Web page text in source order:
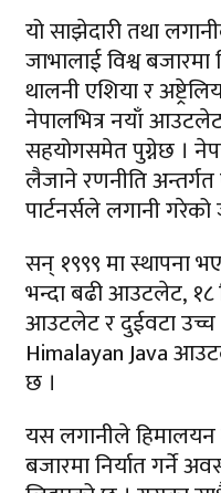
यो साझेदारी तथा
जाभालाई विश्व
थालनी एशिया र
नेपालभित्र नयाँ
सहयोगसमेत पुग्नेछ ।
लैजाने रणनीति
पार्टनर्सले लगानी
सन् १९९९ मा स्थापना
भन्दा बढी आउटलेट, १८
आउटलेट र दुईवटा उच्च
Himalayan Java
छ ।
यस लगानीले हिमालयन
बजारमा निर्यात गर्ने